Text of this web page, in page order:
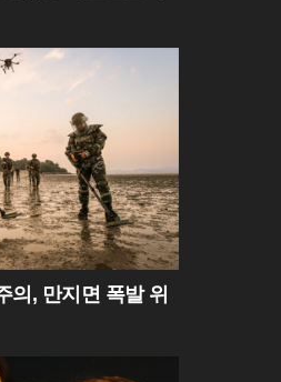
의, 만지면 폭발 위